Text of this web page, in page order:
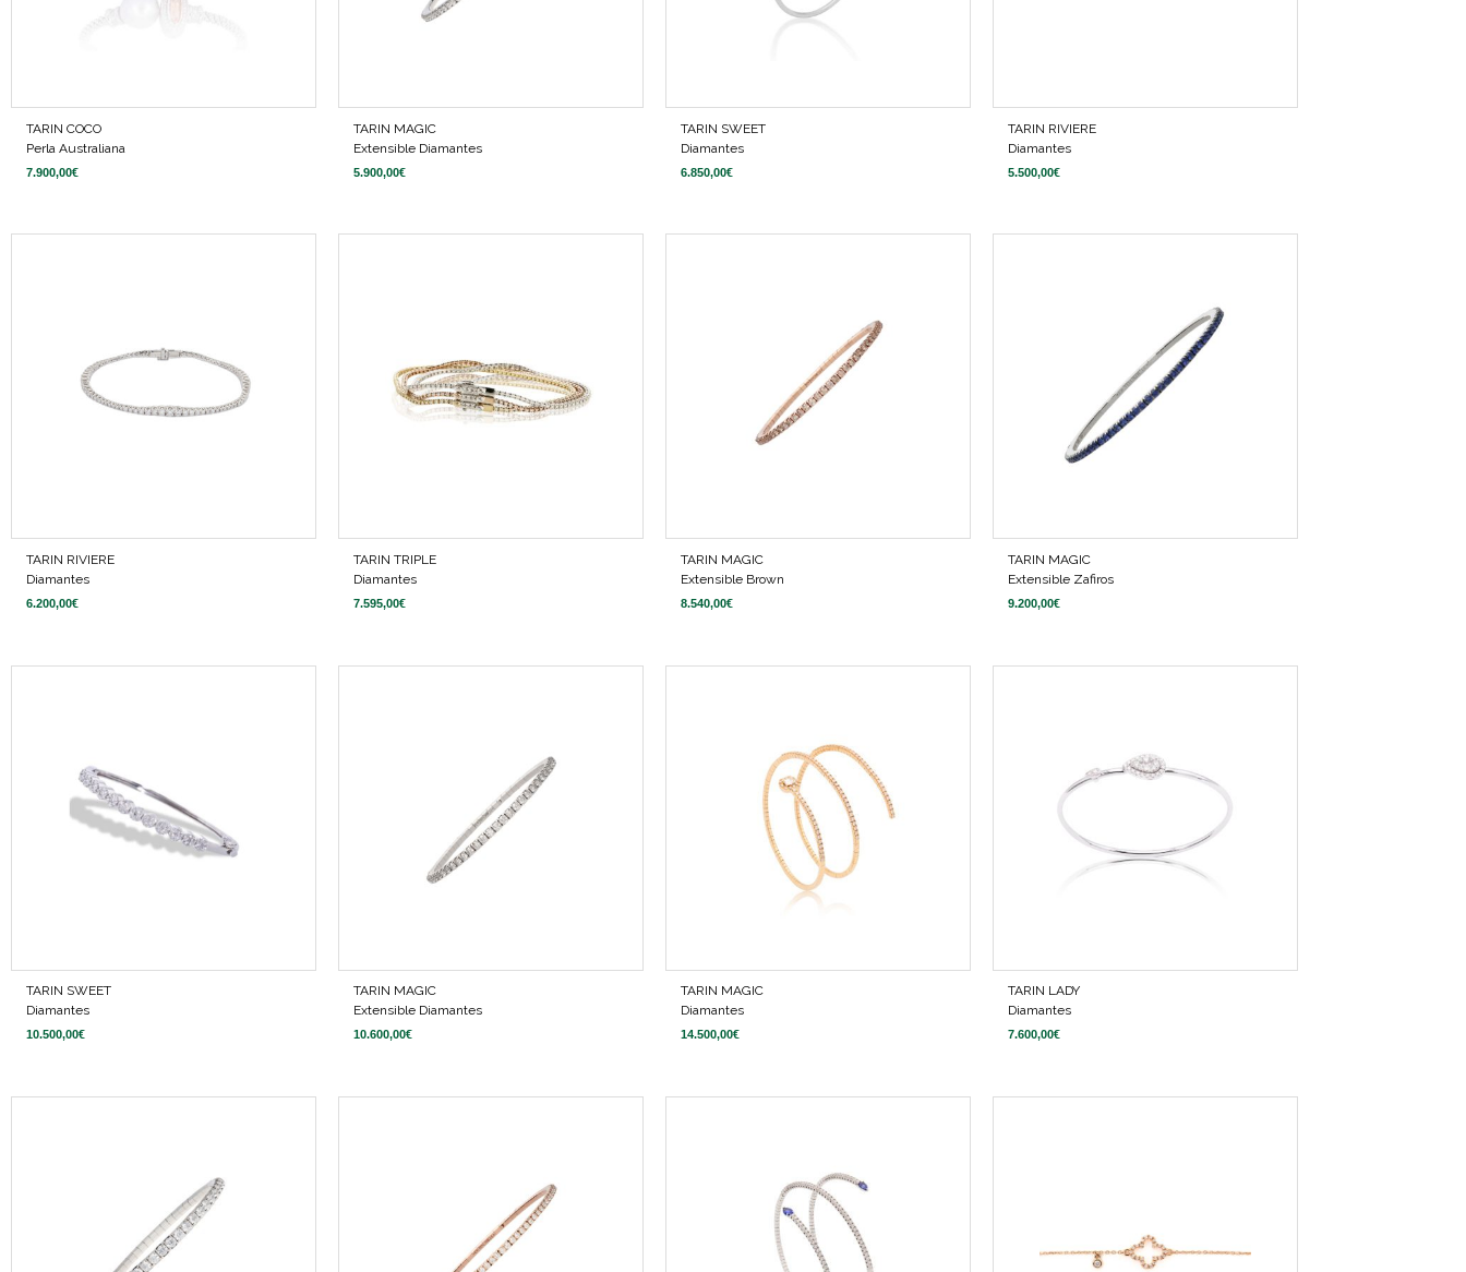
TARIN COCO
Perla Australiana
7.900,00€
TARIN MAGIC
Extensible Diamantes
5.900,00€
TARIN SWEET
Diamantes
6.850,00€
TARIN RIVIERE
Diamantes
5.500,00€
TARIN RIVIERE
Diamantes
6.200,00€
TARIN TRIPLE
Diamantes
7.595,00€
TARIN MAGIC
Extensible Brown
8.540,00€
TARIN MAGIC
Extensible Zafiros
9.200,00€
TARIN SWEET
Diamantes
10.500,00€
TARIN MAGIC
Extensible Diamantes
10.600,00€
TARIN MAGIC
Diamantes
14.500,00€
TARIN LADY
Diamantes
7.600,00€